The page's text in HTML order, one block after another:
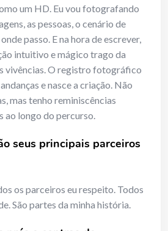
um HD. Eu vou fotografando
as pessoas, o cenário de
passo. E na hora de escrever,
intuitivo e mágico trago da
vivências. O registro fotográfico
e nasce a criação. Não
mas tenho reminiscências
ao longo do percurso.
seus principais parceiros
os parceiros eu respeito. Todos
São partes da minha história.